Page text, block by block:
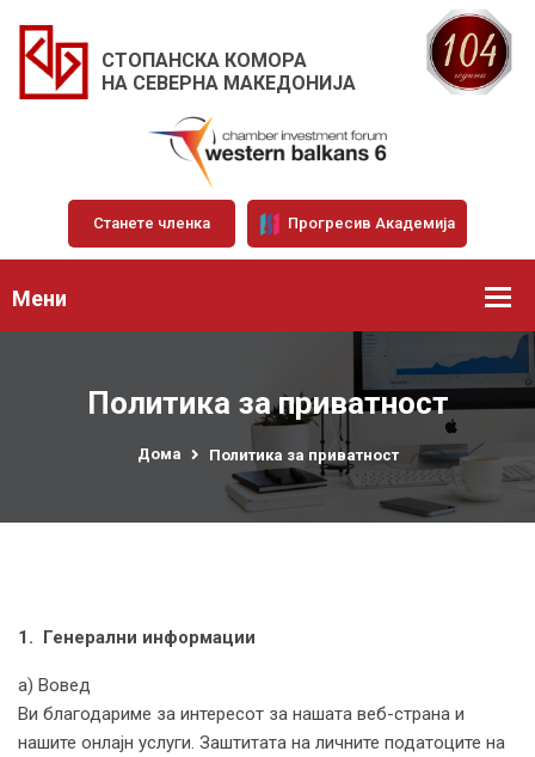
СТОПАНСКА КОМОРА
НА СЕВЕРНА МАКЕДОНИЈА
Станете членка Прогресив Академија
Мени
Политика за приватност
Дома Политика за приватност
1. Генерални информации
а) Вовед
Ви благодариме за интересот за нашата веб-страна и
нашите онлајн услуги. Заштитата на личните податоците на